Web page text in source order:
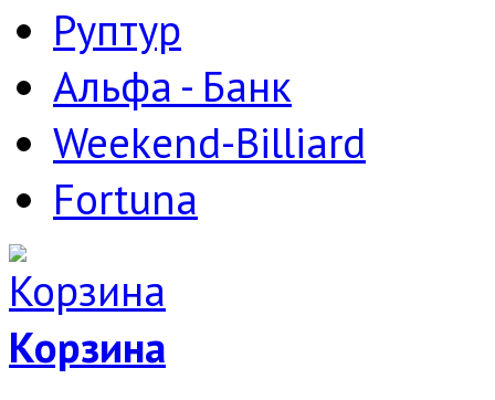
Руптур
Альфа - Банк
Weekend-Billiard
Fortuna
Корзина